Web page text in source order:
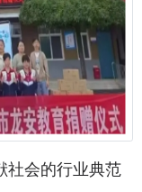
照华康宏力宣言，以
断努力。展望未来，
经营的理念，不断创
健康事业做出更大的
上了创业之路。在创
激烈等诸多困难。然
一步一个脚印地前
奠定了坚实的基础。
他展现出了卓越的谈
上了腾飞的翅膀。公
建设” 的神圣使命，为
家科技创新的宏伟蓝
社会的行业典范